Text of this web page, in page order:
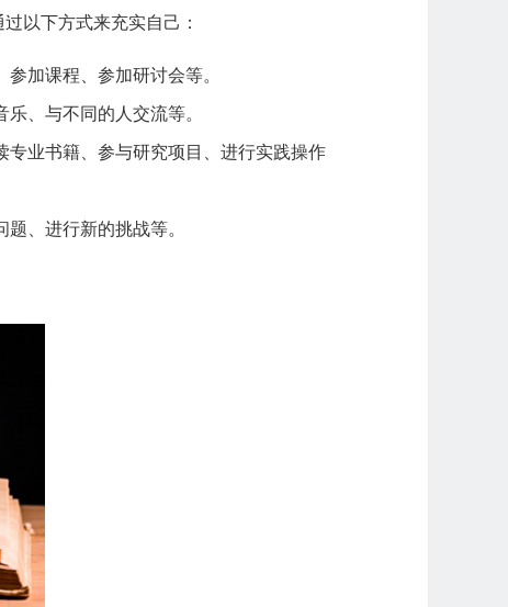
以下方式来充实自己：
加课程、参加研讨会等。
、与不同的人交流等。
业书籍、参与研究项目、进行实践操作
、进行新的挑战等。